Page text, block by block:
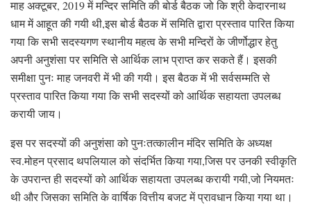
माह अक्टूबर, 2019 में मन्दिर समिति की बोर्ड बैठक जो कि श्री केदारनाथ
धाम में आहूत की गयी थी,इस बोर्ड बैठक में समिति द्वारा प्रस्ताव पारित किया
गया कि सभी सदस्यगण स्थानीय महत्व के सभी मन्दिरों के जीर्णोद्धार हेतु
अपनी अनुशंसा पर समिति से आर्थिक लाभ प्राप्त कर सकते हैं। इसकी
समीक्षा पुनः माह जनवरी में भी की गयी। इस बैठक में भी सर्वसम्मति से
प्रस्ताव पारित किया गया कि सभी सदस्यों को आर्थिक सहायता उपलब्ध
करायी जाय।
इस पर सदस्यों की अनुशंसा को पुनःतत्कालीन मंदिर समिति के अध्यक्ष
स्व.मोहन प्रसाद थपलियाल को संदर्भित किया गया,जिस पर उनकी स्वीकृति
के उपरान्त ही सदस्यों को आर्थिक सहायता उपलब्ध करायी गयी,जो नियमतः
थी और जिसका समिति के वार्षिक वित्तीय बजट में प्रावधान किया गया था।